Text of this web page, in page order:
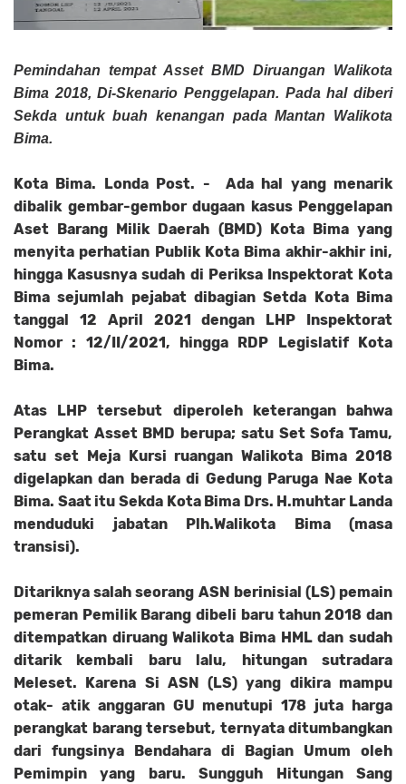
Pemindahan tempat Asset BMD Diruangan Walikota
Bima 2018, Di-Skenario Penggelapan. Pada hal diberi
Sekda untuk buah kenangan pada Mantan Walikota
Bima.
Kota Bima. Londa Post. - Ada hal yang menarik
dibalik gembar-gembor dugaan kasus Penggelapan
Aset Barang Milik Daerah (BMD) Kota Bima yang
menyita perhatian Publik Kota Bima akhir-akhir ini,
hingga Kasusnya sudah di Periksa Inspektorat Kota
Bima sejumlah pejabat dibagian Setda Kota Bima
tanggal 12 April 2021 dengan LHP Inspektorat
Nomor : 12/II/2021, hingga RDP Legislatif Kota
Bima.
Atas LHP tersebut diperoleh keterangan bahwa
Perangkat Asset BMD berupa; satu Set Sofa Tamu,
satu set Meja Kursi ruangan Walikota Bima 2018
digelapkan dan berada di Gedung Paruga Nae Kota
Bima. Saat itu Sekda Kota Bima Drs. H.muhtar Landa
menduduki jabatan Plh.Walikota Bima (masa
transisi).
Ditariknya salah seorang ASN berinisial (LS) pemain
pemeran Pemilik Barang dibeli baru tahun 2018 dan
ditempatkan diruang Walikota Bima HML dan sudah
ditarik kembali baru lalu, hitungan sutradara
Meleset. Karena Si ASN (LS) yang dikira mampu
otak- atik anggaran GU menutupi 178 juta harga
perangkat barang tersebut, ternyata ditumbangkan
dari fungsinya Bendahara di Bagian Umum oleh
Pemimpin yang baru. Sungguh Hitungan Sang